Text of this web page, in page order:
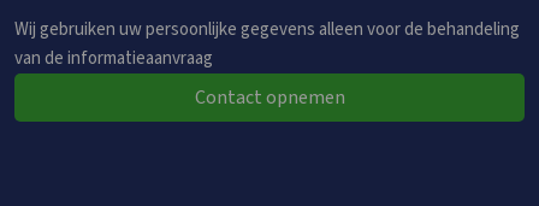
Wij gebruiken uw persoonlijke gegevens alleen voor de behandeling
van de informatieaanvraag
Contact opnemen